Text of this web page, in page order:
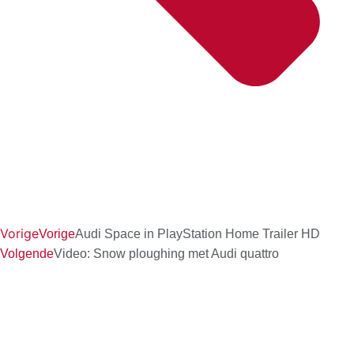
VorigeVorigeAudi Space in PlayStation Home Trailer HD
VolgendeVideo: Snow ploughing met Audi quattro